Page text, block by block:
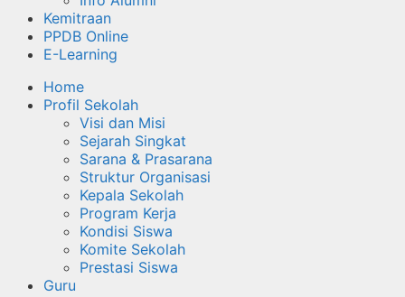
Kemitraan
PPDB Online
E-Learning
Home
Profil Sekolah
Visi dan Misi
Sejarah Singkat
Sarana & Prasarana
Struktur Organisasi
Kepala Sekolah
Program Kerja
Kondisi Siswa
Komite Sekolah
Prestasi Siswa
Guru